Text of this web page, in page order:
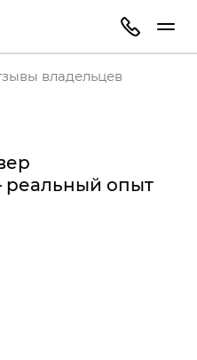
владельцев
реальный опыт